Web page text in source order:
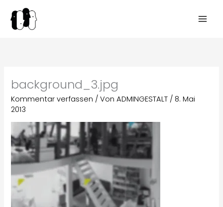
Inhalt
springen
background_3.jpg
Kommentar verfassen / VonADMINGESTALT / 8. Mai
2013